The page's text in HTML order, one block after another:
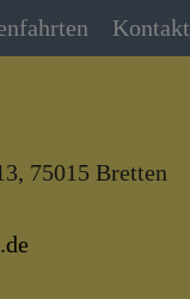
Kontakt
75015 Bretten